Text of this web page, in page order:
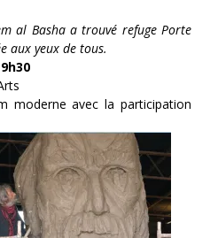
al Basha a trouvé refuge Porte
aux yeux de tous.
moderne avec la participation